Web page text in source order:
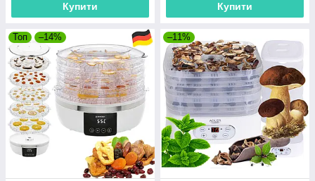
Купити Купити
Топ –14% –11%